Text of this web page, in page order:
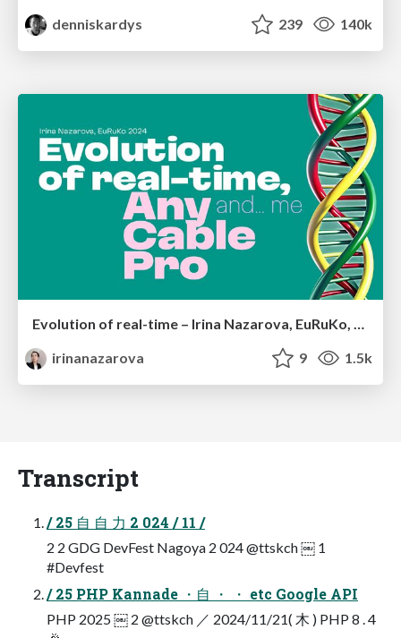
denniskardys
239 140k
irinanazarova
9 1.5k
Transcript
/ 25 自 自 力 2 024 / 11 /
2 2 GDG DevFest Nagoya 2 024 @ttskch ￼ 1
#Devfest
/ 25 PHP Kannade ・自 ・ ・ etc Google API
PHP 2025 ￼ 2 @ttskch ／ 2024/11/21( 木 ) PHP 8 . 4